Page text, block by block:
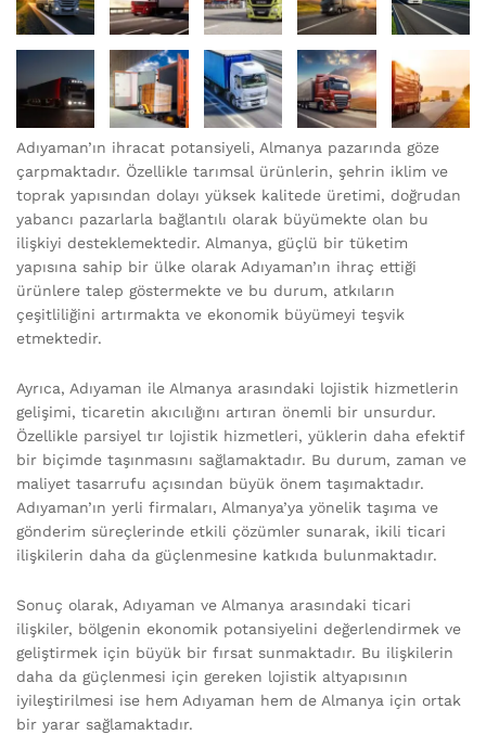
Adıyaman’ın ihracat potansiyeli, Almanya pazarında göze
çarpmaktadır. Özellikle tarımsal ürünlerin, şehrin iklim ve
toprak yapısından dolayı yüksek kalitede üretimi, doğrudan
yabancı pazarlarla bağlantılı olarak büyümekte olan bu
ilişkiyi desteklemektedir. Almanya, güçlü bir tüketim
yapısına sahip bir ülke olarak Adıyaman’ın ihraç ettiği
ürünlere talep göstermekte ve bu durum, atkıların
çeşitliliğini artırmakta ve ekonomik büyümeyi teşvik
etmektedir.
Ayrıca, Adıyaman ile Almanya arasındaki lojistik hizmetlerin
gelişimi, ticaretin akıcılığını artıran önemli bir unsurdur.
Özellikle parsiyel tır lojistik hizmetleri, yüklerin daha efektif
bir biçimde taşınmasını sağlamaktadır. Bu durum, zaman ve
maliyet tasarrufu açısından büyük önem taşımaktadır.
Adıyaman’ın yerli firmaları, Almanya’ya yönelik taşıma ve
gönderim süreçlerinde etkili çözümler sunarak, ikili ticari
ilişkilerin daha da güçlenmesine katkıda bulunmaktadır.
Sonuç olarak, Adıyaman ve Almanya arasındaki ticari
ilişkiler, bölgenin ekonomik potansiyelini değerlendirmek ve
geliştirmek için büyük bir fırsat sunmaktadır. Bu ilişkilerin
daha da güçlenmesi için gereken lojistik altyapısının
iyileştirilmesi ise hem Adıyaman hem de Almanya için ortak
bir yarar sağlamaktadır.